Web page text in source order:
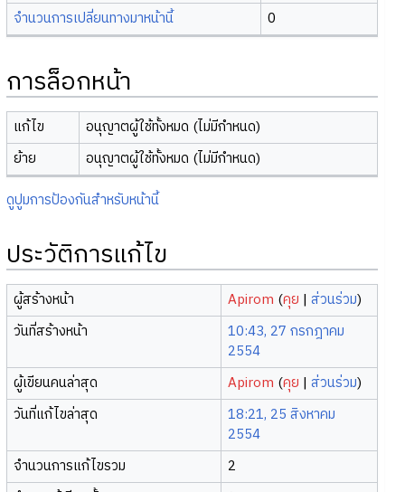
จำนวนการเปลี่ยนทางมาหน้านี้
0
การล็อกหน้า
แก้ไข
อนุญาตผู้ใช้ทั้งหมด (ไม่มีกำหนด)
ย้าย
อนุญาตผู้ใช้ทั้งหมด (ไม่มีกำหนด)
ดูปูมการป้องกันสำหรับหน้านี้
ประวัติการแก้ไข
ผู้สร้างหน้า Apirom (คุย |ส่วนร่วม)
วันที่สร้างหน้า
10:43, 27 กรกฎาคม
2554
ผู้เขียนคนล่าสุด
Apirom (คุย |ส่วนร่วม)
วันที่แก้ไขล่าสุด
18:21, 25 สิงหาคม
2554
จำนวนการแก้ไขรวม
2